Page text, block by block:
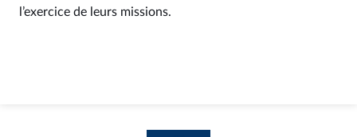
l’exercice de leurs missions.